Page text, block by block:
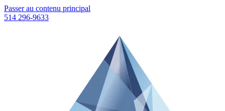
Passer au contenu principal
514 296-9633